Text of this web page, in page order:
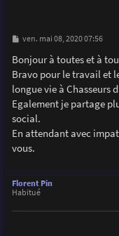
M
s
s
a
e
ven. mai 08, 2020 07:56
Bonjour à toutes et à
Bravo pour le travail et
longue vie à Chasseurs
Egalement je partage
social.
En attendant avec
vous.
Florent Pin
Habitué